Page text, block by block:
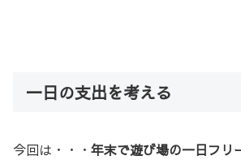
一日の支出を考える
今回は・・・ 年末で遊び場の一日フリ